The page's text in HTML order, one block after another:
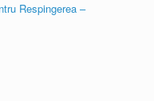
Respingerea –